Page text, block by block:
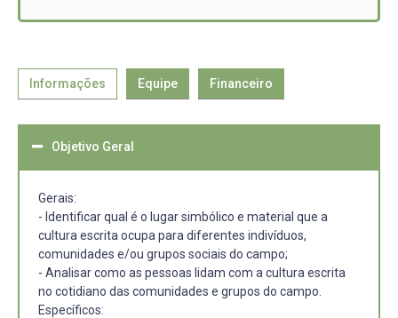
Informações Equipe Financeiro
Objetivo Geral
Gerais:
- Identificar qual é o lugar simbólico e material que a
cultura escrita ocupa para diferentes indivíduos,
comunidades e/ou grupos sociais do campo;
- Analisar como as pessoas lidam com a cultura escrita
no cotidiano das comunidades e grupos do campo.
Específicos: